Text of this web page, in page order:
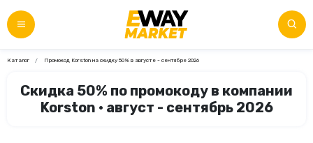
Каталог Промокод Korston на скидку 50% в августе - сентябре 2026
Скидка 50% по промокоду в компании
Korston • август - сентябрь 2026